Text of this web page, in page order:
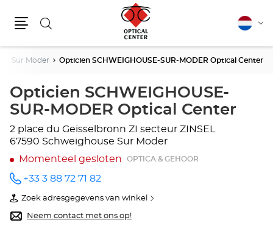
Zoeken
Sur Moder Opticien SCHWEIGHOUSE-SUR-MODER Optical Center
Opticien SCHWEIGHOUSE-
SUR-MODER Optical Center
2 place du Geisselbronn ZI secteur ZINSEL
67590 Schweighouse Sur Moder
Momenteel gesloten
OPTICA & GEHOOR
telefoonnummer
+33 3 88 72 71 82
Zoek adresgegevens van winkel
van
Opticien
SCHWEIGHOUSE-
Neem contact met ons op!